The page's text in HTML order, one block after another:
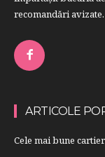
recomandări avizate.
ARTICOLE
Cele mai bune